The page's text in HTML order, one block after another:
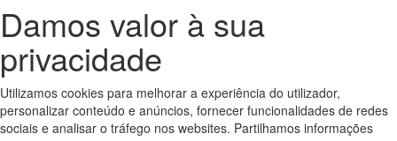
Damos valor à sua
privacidade
Utilizamos cookies para melhorar a experiência do utilizador,
personalizar conteúdo e anúncios, fornecer funcionalidades de redes
sociais e analisar o tráfego nos websites. Partilhamos informações